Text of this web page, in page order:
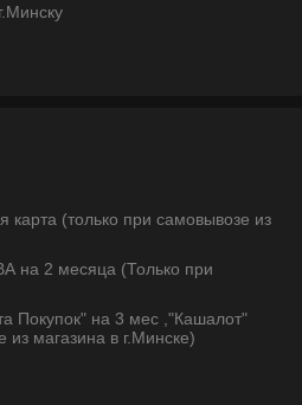
карта (только при самовывозе из
на 2 месяца (Только при
Покупок" на 3 мес ,"Кашалот"
из магазина в г.Минске)